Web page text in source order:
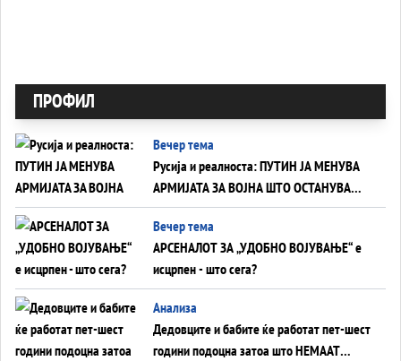
ПРОФИЛ
Вечер тема
Русија и реалноста: ПУТИН ЈА МЕНУВА
АРМИЈАТА ЗА ВОЈНА ШТО ОСТАНУВА
БЕЗ ФРОНТ
Вечер тема
АРСЕНАЛОТ ЗА „УДОБНО ВОЈУВАЊЕ“ е
исцрпен - што сега?
Анализа
Дедовците и бабите ќе работат пет-шест
години подоцна затоа што НЕМААТ